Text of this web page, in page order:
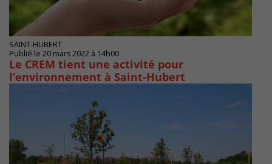
SAINT-HUBERT
Publié le 20 mars 2022 à 14h00
Le CREM tient une activité pour
l’environnement à Saint-Hubert